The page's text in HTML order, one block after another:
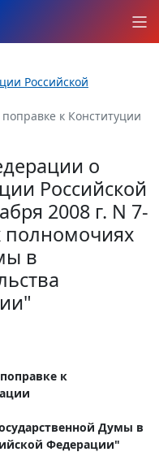
Российской
к Конституции
о
Российской
2008 г. N 7-
в
к
Думы в
Федерации"